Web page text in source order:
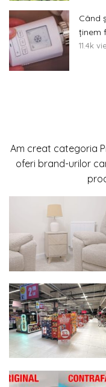
Când
ținem
11.4k
Am creat categoria
oferi brand-urilor